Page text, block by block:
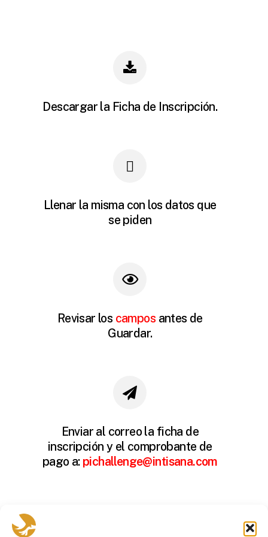
Descargar la Ficha de Inscripción.
Llenar la misma con los datos que
se piden
Revisar los campos antes de
Guardar.
Enviar al correo la ficha de
inscripción y el comprobante de
pago a: pichallenge@intisana.com